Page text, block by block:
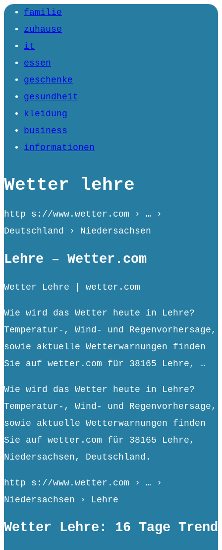
familie
zuhause
it
essen
geschenke
gesundheit
kleidung
business
informationen
Wetter lehre
http s://www.wetter.com › … ›
Deutschland › Niedersachsen
Lehre – Wetter.com
Wetter Lehre | wetter.com
Wie wird das Wetter heute in Lehre?
Temperatur-, Wind- und Regenvorhersage,
sowie aktuelle Wetterwarnungen finden
Sie auf wetter.com für 38165 Lehre, …
Wie wird das Wetter heute in Lehre?
Temperatur-, Wind- und Regenvorhersage,
sowie aktuelle Wetterwarnungen finden
Sie auf wetter.com für 38165 Lehre,
Niedersachsen, Deutschland.
http s://www.wetter.com › … ›
Niedersachsen › Lehre
Wetter Lehre: 16 Tage Trend